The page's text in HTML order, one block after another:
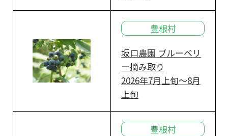
豊根村
坂口農園 ブルーベリ
ー摘み取り
2026年7月上旬～8月
上旬
豊根村